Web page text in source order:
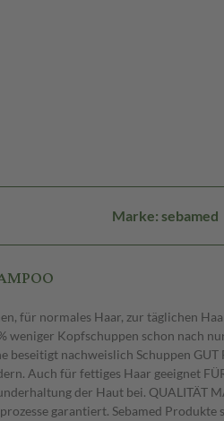
Marke: sebamed
für normales Haar, zur täglichen
Kopfschuppen schon nach
nachweislich Schuppen
Auch für fettiges Haar geeignet
der Haut bei. QUALITÄT
garantiert. Sebamed